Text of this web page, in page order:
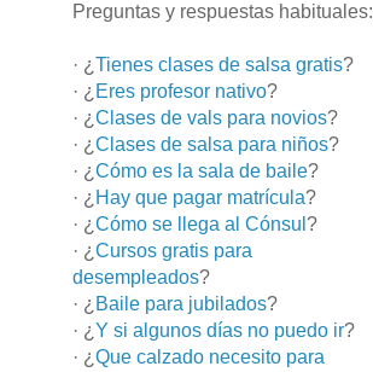
Preguntas y respuestas habituales:
· ¿ Tienes clases de salsa gratis?
· ¿ Eres profesor nativo?
· ¿ Clases de vals para novios?
· ¿ Clases de salsa para niños?
· ¿ Cómo es la sala de baile?
· ¿ Hay que pagar matrícula?
· ¿ Cómo se llega al Cónsul ?
· ¿ Cursos gratis para
desempleados?
· ¿ Baile para jubilados?
· ¿ Y si algunos días no puedo ir?
· ¿ Que calzado necesito para